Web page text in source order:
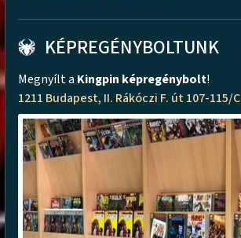
KÉPREGÉNYBOLTUNK
Megnyílt a Kingpin képregénybolt!
1211 Budapest, II. Rákóczi F. út 107-115/C